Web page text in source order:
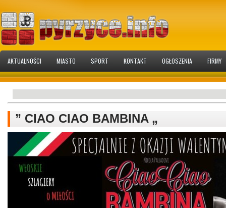
AKTUALNOŚCI MIASTO SPORT KONTAKT OGŁOSZENIA FIRMY
” CIAO CIAO BAMBINA „